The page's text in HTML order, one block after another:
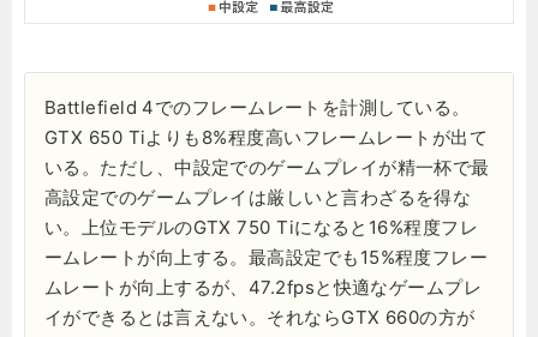
Battlefield 4でのフレームレートを計測している。
GTX 650 Tiよりも8%程度高いフレームレートが出て
いる。ただし、中設定でのゲームプレイが精一杯で最
高設定でのゲームプレイは厳しいと言わざるを得な
い。上位モデルのGTX 750 Tiになると16%程度フレ
ームレートが向上する。最高設定でも15%程度フレー
ムレートが向上するが、47.2fpsと快適なゲームプレ
イができるとは言えない。それならGTX 660の方が